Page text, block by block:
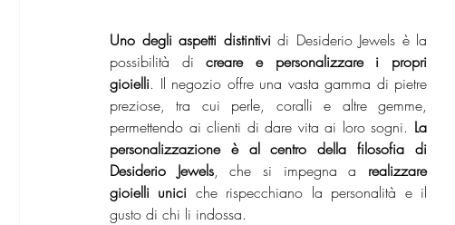
Uno degli aspetti distintivi di Desiderio Jewels è la
possibilità di creare e personalizzare i propri
gioielli. Il negozio offre una vasta gamma di pietre
preziose, tra cui perle, coralli e altre gemme,
permettendo ai clienti di dare vita ai loro sogni. La
personalizzazione è al centro della filosofia di
Desiderio Jewels, che si impegna a realizzare
gioielli unici che rispecchiano la personalità e il
gusto di chi li indossa.